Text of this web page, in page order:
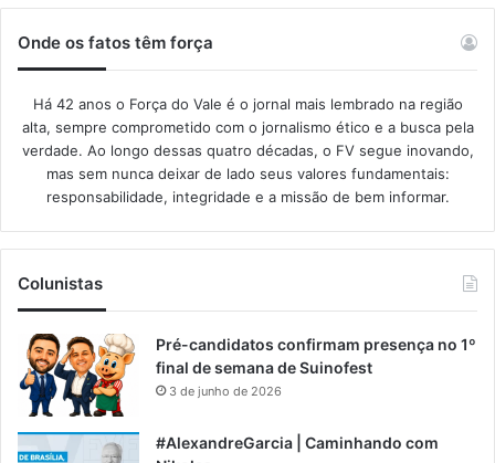
Onde os fatos têm força
Há 42 anos o Força do Vale é o jornal mais lembrado na região
alta, sempre comprometido com o jornalismo ético e a busca pela
verdade. Ao longo dessas quatro décadas, o FV segue inovando,
mas sem nunca deixar de lado seus valores fundamentais:
responsabilidade, integridade e a missão de bem informar.​
Colunistas
Pré-candidatos confirmam presença no 1º
final de semana de Suinofest
3 de junho de 2026
#AlexandreGarcia | Caminhando com